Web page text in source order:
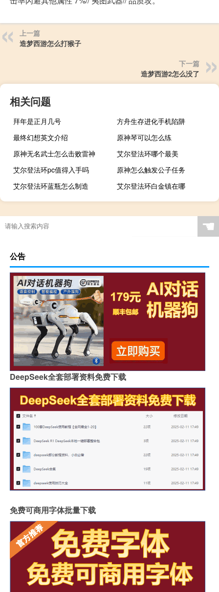
上一篇
造梦西游怎么打猴子
下一篇
造梦西游2怎么没了
相关问题
拜年是正月几号
方舟生存进化手机陷阱
最终幻想英文介绍
原神琴可以怎么练
原神无名武士怎么击败雷神
艾尔登法环哪个最美
艾尔登法环pc值得入手吗
原神怎么触发公子任务
艾尔登法环蓝瓶怎么制造
艾尔登法环白金镇在哪
☚
公告
DeepSeek全套部署资料免费下载
免费可商用字体批量下载